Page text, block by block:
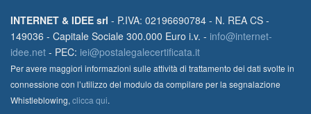
INTERNET & IDEE srl - P.IVA: 02196690784 - N. REA CS -
149036 - Capitale Sociale 300.000 Euro i.v. - info@internet-
idee.net - PEC: iei@postalegalecertificata.it
Per avere maggiori informazioni sulle attività di trattamento dei dati svolte in
connessione con l’utilizzo del modulo da compilare per la segnalazione
Whistleblowing, clicca qui.